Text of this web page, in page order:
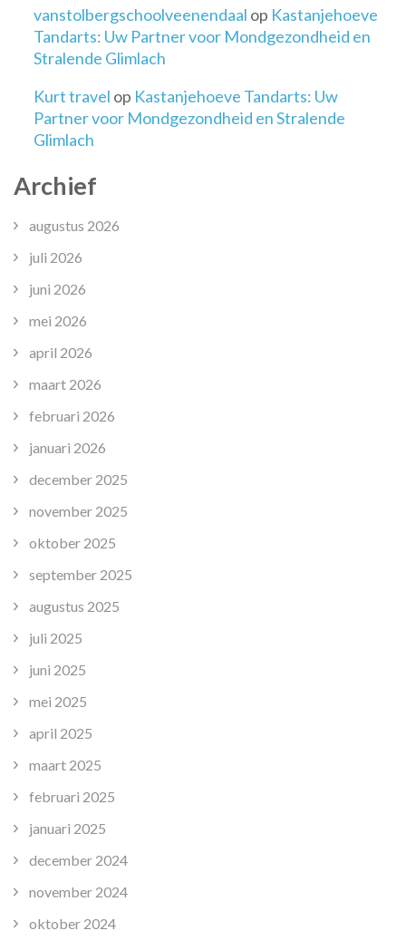
vanstolbergschoolveenendaal op Kastanjehoeve
Tandarts: Uw Partner voor Mondgezondheid en
Stralende Glimlach
Kurt travel op Kastanjehoeve Tandarts: Uw
Partner voor Mondgezondheid en Stralende
Glimlach
Archief
augustus 2026
juli 2026
juni 2026
mei 2026
april 2026
maart 2026
februari 2026
januari 2026
december 2025
november 2025
oktober 2025
september 2025
augustus 2025
juli 2025
juni 2025
mei 2025
april 2025
maart 2025
februari 2025
januari 2025
december 2024
november 2024
oktober 2024